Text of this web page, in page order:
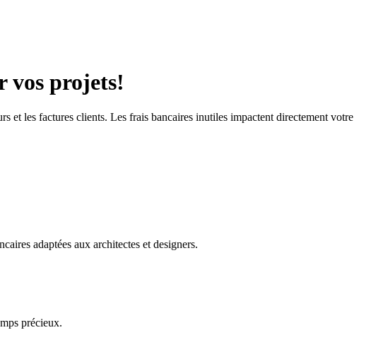
vos projets!
et les factures clients. Les frais bancaires inutiles impactent directement votre
adaptées aux architectes et designers.
précieux.